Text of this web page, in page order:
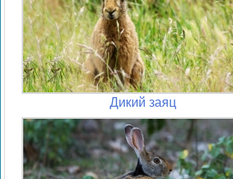
Дикий заяц